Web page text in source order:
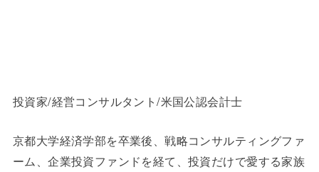
投資家/経営コンサルタント/米国公認会計士
京都大学経済学部を卒業後、戦略コンサルティングファ
ーム、企業投資ファンドを経て、投資だけで愛する家族